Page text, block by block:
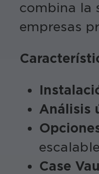
combina la
empresas
Análisis
Case